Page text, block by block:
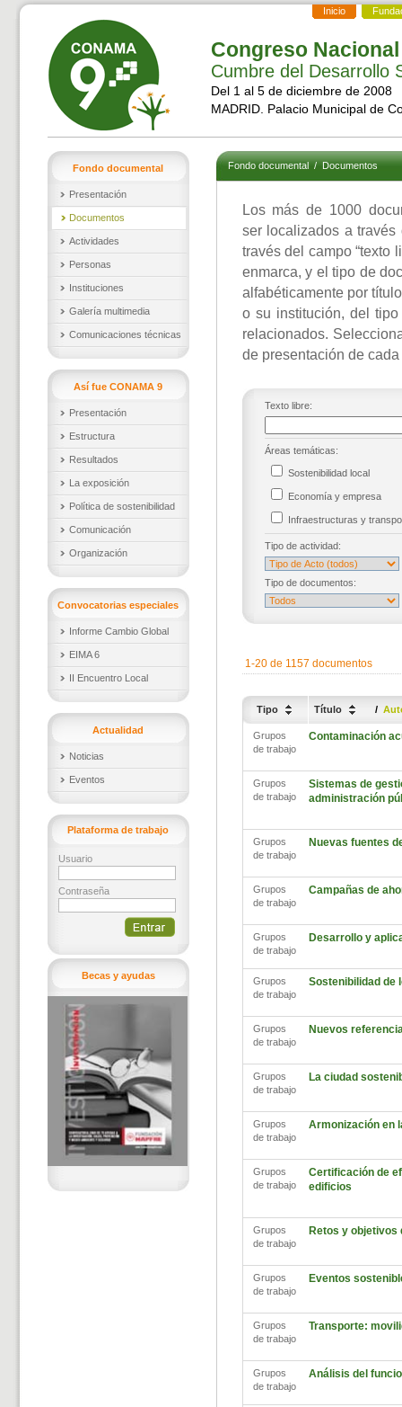
Inicio
Congreso
Cumbre del Desarrollo
Del 1 al 5 de diciembre de 2008
MADRID. Palacio Municipal de
Fondo documental
Presentación
Documentos
Actividades
Personas
Instituciones
Galería multimedia
Comunicaciones técnicas
Así fue CONAMA 9
Presentación
Estructura
Resultados
La exposición
Política de sostenibilidad
Comunicación
Organización
Convocatorias especiales
Informe Cambio Global
EIMA 6
II Encuentro Local
Actualidad
Noticias
Eventos
Plataforma de trabajo
Usuario
Contraseña
Becas y ayudas
Fondo documental/Documentos
Los más de 1000
ser localizados a
través del campo “texto
enmarca, y el tipo de
alfabéticamente por
o su institución, del
relacionados.
de presentación de
Texto libre:
Áreas temáticas:
Sostenibilidad local
Economía y empresa
Infraestructuras y
Tipo de actividad:
Tipo de documentos:
1-20 de 1157 documentos
Tipo Título /
Grupos
de trabajo
Contaminación
Grupos
de trabajo
Sistemas de
administración
Grupos
de trabajo
Nuevas fuentes
Grupos
de trabajo
Campañas de
Grupos
de trabajo
Desarrollo y
Grupos
de trabajo
Sostenibilidad de
Grupos
de trabajo
Nuevos
Grupos
de trabajo
La ciudad
Grupos
de trabajo
Armonización en
Grupos
de trabajo
Certificación de
edificios
Grupos
de trabajo
Retos y objetivos
Grupos
de trabajo
Eventos
Grupos
de trabajo
Transporte:
Grupos
de trabajo
Análisis del